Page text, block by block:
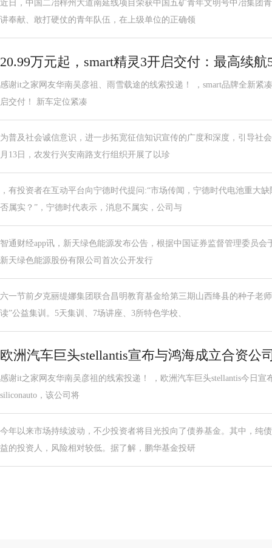
近日，中国二冶梓州大道南延线项目荣获中国五矿青年文明号中冶集团
讲奉献、敢打硬仗的青年队伍，在上级单位的正确领
20.99万元起，smart精灵3开启交付：最高续航
感谢it之家网友华南吴彦祖、雨雪载途的线索投递！ ，smart品牌全新紧
启交付！ 新车定位紧凑
为普及社会诚信意识，进一步拓宽征信知识宣传的广度和深度，引导社
月13日，农发行兴安南路支行组织开展了以珍
，有投资者在互动平台向宁德时代提问:“市场传闻，宁德时代电池重大
否属实？”，宁德时代表示，消息不属实，公司与
智通财经app讯，新天绿色能源发布公告，根据中国证券监督管理委员会
新天绿色能源股份有限公司首次公开发行
六一节前夕克丽缇娜集团联合昌明教育基金给第三期山西绛县的种子老
读”公益集训。5天集训、7场讲座、3所特色学校、
欧洲汽车巨头stellantis宣布与鸿海成立合资公
感谢it之家网友华南吴彦祖的线索投递！ ，欧洲汽车巨头stellantis今日宣
siliconauto，该公司将
今年以来市场持续波动，不少投资者将目光投向了债券基金。其中，纯
益的投资人，风险相对较低。据了解，鹏华基金投研